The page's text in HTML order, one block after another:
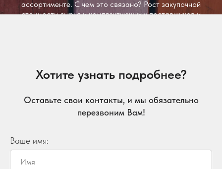
ассортименте. С чем это связано? Рост закупочной
стоимости сырья и комплектующих у поставщиков и
Хотите узнать подробнее?
Оставьте свои контакты, и мы обязательно
перезвоним Вам!
Ваше имя: